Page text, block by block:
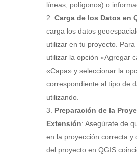
líneas, polígonos) o
Carga de los Datos en
carga los datos
utilizar en tu proyecto.
utilizar la opción «Agregar
«Capa» y seleccionar la
correspondiente al tipo de
utilizando.
Preparación de la
Extensión: Asegúrate de
en la proyección correcta y
del proyecto en QGIS